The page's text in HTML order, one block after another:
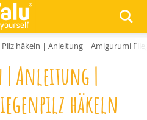
Pilz häkeln | Anleitung | Amigurumi
| Anleitung |
häkeln